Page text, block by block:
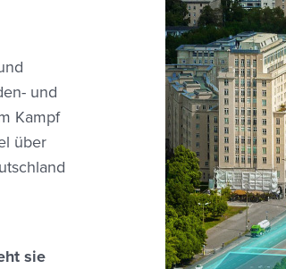
und
Kampf
über
sie